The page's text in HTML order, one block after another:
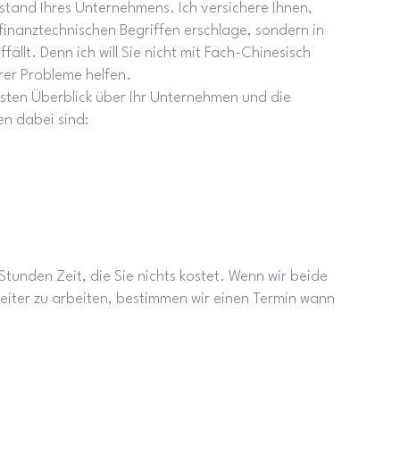
Ihres Unternehmens. Ich versichere Ihnen,
Begriffen erschlage, sondern in
Denn ich will Sie nicht mit Fach-Chinesisch
Probleme helfen.
Überblick über Ihr Unternehmen und die
dabei sind:
Zeit, die Sie nichts kostet. Wenn wir beide
zu arbeiten, bestimmen wir einen Termin wann